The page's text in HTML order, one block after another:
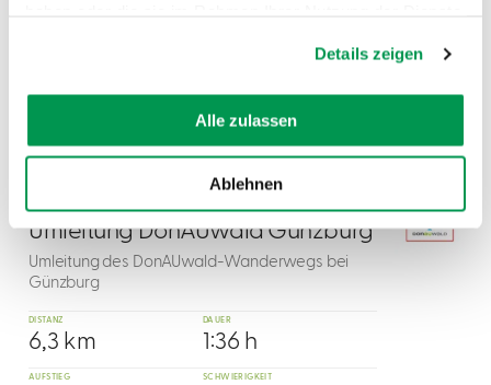
Details zeigen
Alle zulassen
Ablehnen
2
Umleitung DonAUwald Günzburg
Umleitung des DonAUwald-Wanderwegs bei
Günzburg
DISTANZ
6,3 km
DAUER
1:36 h
AUFSTIEG SCHWIERIGKEIT
mehr